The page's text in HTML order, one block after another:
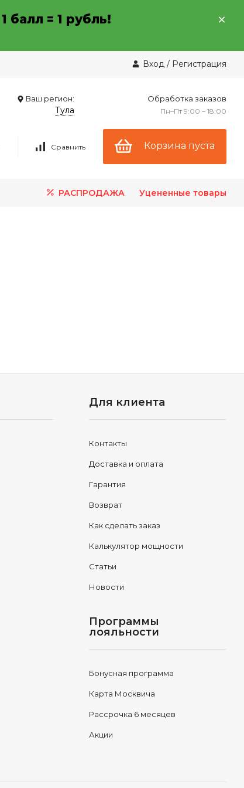
1 балл = 1 рубль!
Вход / Регистрация
Ваш регион:
Тула
Обработка заказов
Пн–Пт 9:00 – 18:00
Сравнить Корзина пуста
РАСПРОДАЖА Уцененные товары
Для клиента
Контакты
Доставка и оплата
Гарантия
Возврат
Как сделать заказ
Калькулятор мощности
Статьи
Новости
Программы
лояльности
Бонусная программа
Карта Москвича
Рассрочка 6 месяцев
Акции